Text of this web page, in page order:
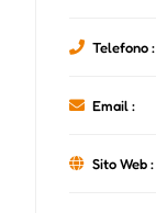
Telefono :
Email :
Sito Web :